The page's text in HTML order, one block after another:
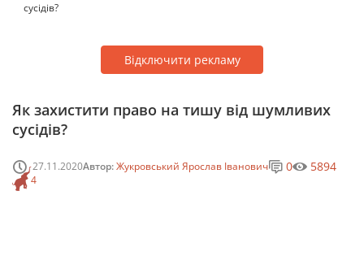
сусідів?
Відключити рекламу
Як захистити право на тишу від шумливих
сусідів?
27.11.2020Автор:Жукровський Ярослав Іванович
4
0 5894